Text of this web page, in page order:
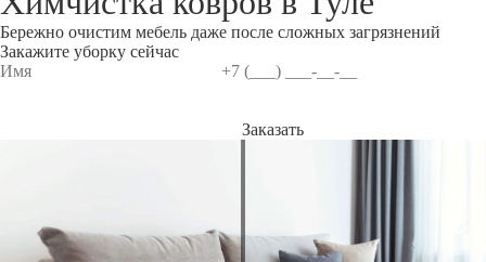
Бережно очистим мебель даже после сложных загрязнений
Закажите уборку сейчас
Заказать